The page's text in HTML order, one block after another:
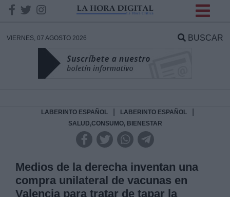
VIERNES, 07 AGOSTO 2026 BUSCAR
LABERINTO ESPAÑOL LABERINTO ESPAÑOL
SALUD,CONSUMO, BIENESTAR
Medios de la derecha inventan una
compra unilateral de vacunas en
Valencia para tratar de tapar la
DATOS
Responsable:
Legitimación: